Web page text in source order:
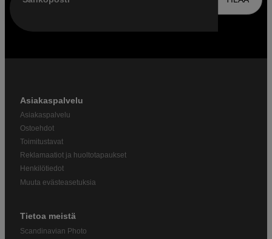
Asiakaspalvelu
Asiakaspalvelu
Ostoehdot
Toimitustavat
Reklamaatiot ja huoltotapaukset
Henkilötiedot
Muuta evästeasetuksia
Tietoa meistä
Scandinavian Photo